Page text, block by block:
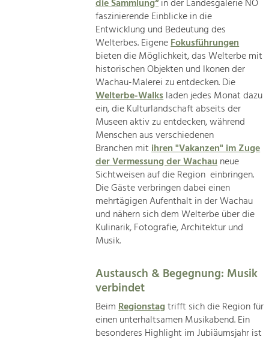
die Sammlung“in der Landesgalerie NÖ
faszinierende Einblicke in die
Entwicklung und Bedeutung des
Welterbes. EigeneFokusführungen
bieten die Möglichkeit, das Welterbe mit
historischen Objekten und Ikonen der
Wachau-Malerei zu entdecken. Die
Welterbe-Walksladen jedes Monat dazu
ein, die Kulturlandschaft abseits der
Museen aktiv zu entdecken, während
Menschen aus verschiedenen
Branchen mitihren "Vakanzen" im Zuge
der Vermessung der Wachauneue
Sichtweisen auf die Region einbringen.
Die Gäste verbringen dabei einen
mehrtägigen Aufenthalt in der Wachau
und nähern sich dem Welterbe über die
Kulinarik, Fotografie, Architektur und
Musik.
Austausch & Begegnung: Musik
verbindet
BeimRegionstagtrifft sich die Region für
einen unterhaltsamen Musikabend. Ein
besonderes Highlight im Jubiäumsjahr ist